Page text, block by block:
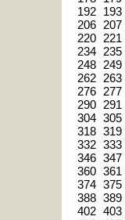
192
193
206 207
220
221
234
235
248
249
262
263
276
277
290
291
304 305
318 319
332 333
346 347
360 361
374 375
388 389
402 403